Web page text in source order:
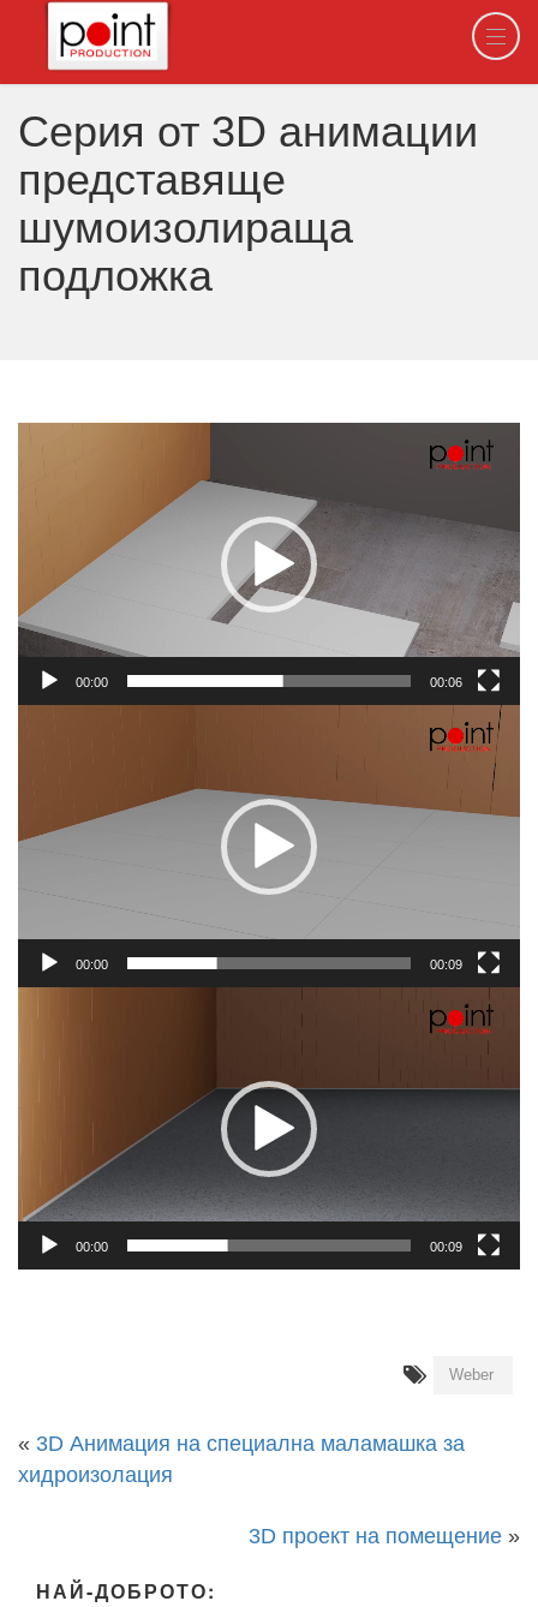
Серия от 3D анимации
представяще
шумоизолираща
подложка
00:00 00:06
00:00 00:09
00:00 00:09
Weber
« 3D Анимация на специална маламашка за
хидроизолация
3D проект на помещение »
НАЙ-ДОБРОТО: